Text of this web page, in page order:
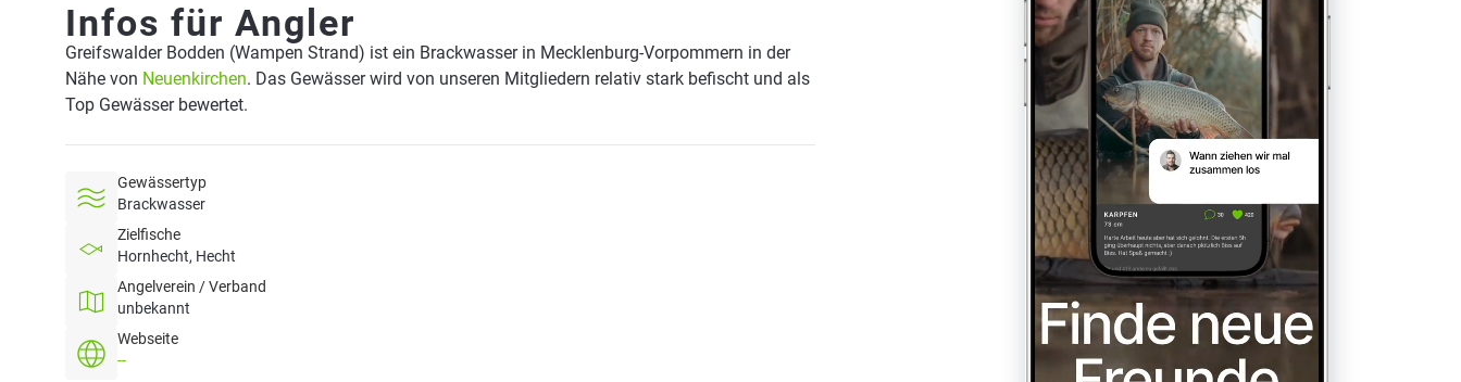
Infos für Angler
Greifswalder Bodden (Wampen Strand) ist ein Brackwasser in Mecklenburg-Vorpommern in der
Nähe von Neuenkirchen. Das Gewässer wird von unseren Mitgliedern relativ stark befischt und als
Top Gewässer bewertet.
Gewässertyp
Brackwasser
Zielfische
Hornhecht, Hecht
Angelverein / Verband
unbekannt
Webseite
--